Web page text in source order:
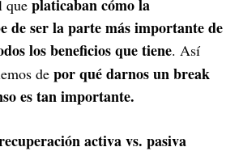
que platicaban cómo la
de ser la parte más importante de
los beneficios que tiene. Así
de por qué darnos un break
es tan importante.
activa vs. pasiva